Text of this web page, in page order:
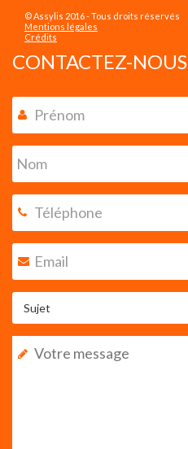
© Assylis 2016 - Tous droits réservés
Mentions légales
Crédits
CONTACTEZ-NOUS